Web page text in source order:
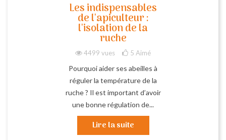
Les indispensables
de l'apiculteur :
l'isolation de la
ruche
4499 vues 5 Aimé
Pourquoi aider ses abeilles à
réguler la température de la
ruche ? Il est important d’avoir
une bonne régulation de...
Lire la suite